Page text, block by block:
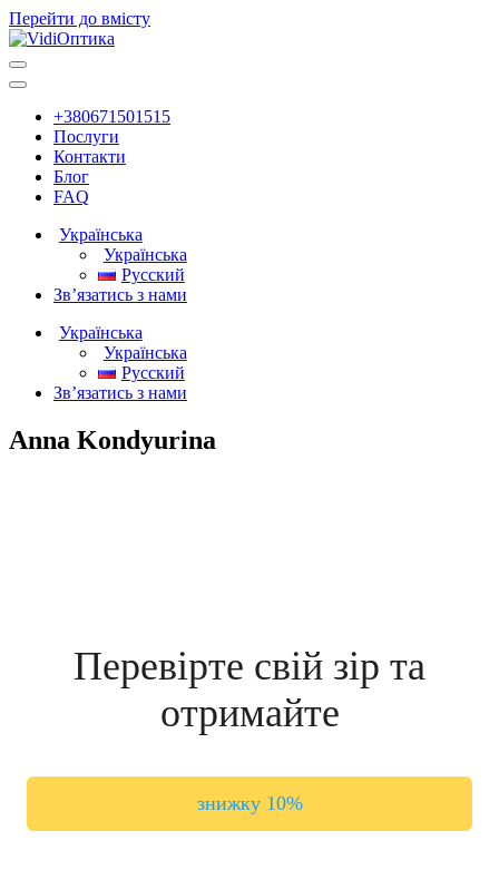
Перейти до вмісту
Головна
навігація
+380671501515
Послуги
Контакти
Блог
FAQ
Українська
Українська
Русский
Зв’язатись з нами
Українська
Українська
Русский
Зв’язатись з нами
Anna Kondyurina
Перевірте свій зір та
отримайте
знижку 10%